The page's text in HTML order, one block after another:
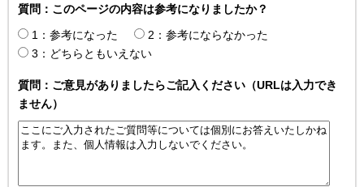
質問：このページの内容は参考になりましたか？
1：参考になった
2：参考にならなかった
3：どちらともいえない
質問：ご意見がありましたらご記入ください（URLは入力でき
ません）